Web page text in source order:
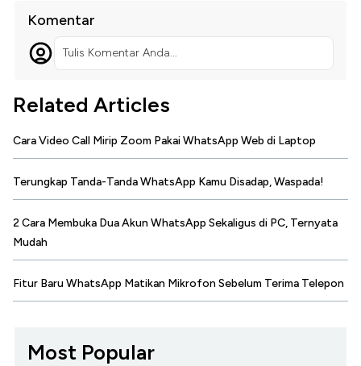
Komentar
Tulis Komentar Anda...
Related Articles
Cara Video Call Mirip Zoom Pakai WhatsApp Web di Laptop
Terungkap Tanda-Tanda WhatsApp Kamu Disadap, Waspada!
2 Cara Membuka Dua Akun WhatsApp Sekaligus di PC, Ternyata
Mudah
Fitur Baru WhatsApp Matikan Mikrofon Sebelum Terima Telepon
Most Popular